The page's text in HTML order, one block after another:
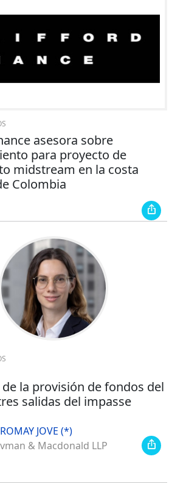
asesora sobre
para proyecto de
midstream en la costa
Colombia
la provisión de fondos del
salidas del impasse
JOVE (*)
& Macdonald LLP